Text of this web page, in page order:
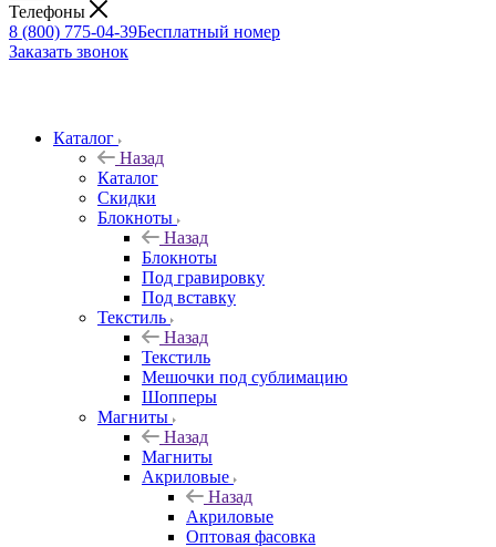
Телефоны
8 (800) 775-04-39Бесплатный номер
Заказать звонок
Каталог
Назад
Каталог
Скидки
Блокноты
Назад
Блокноты
Под гравировку
Под вставку
Текстиль
Назад
Текстиль
Мешочки под сублимацию
Шопперы
Магниты
Назад
Магниты
Акриловые
Назад
Акриловые
Оптовая фасовка